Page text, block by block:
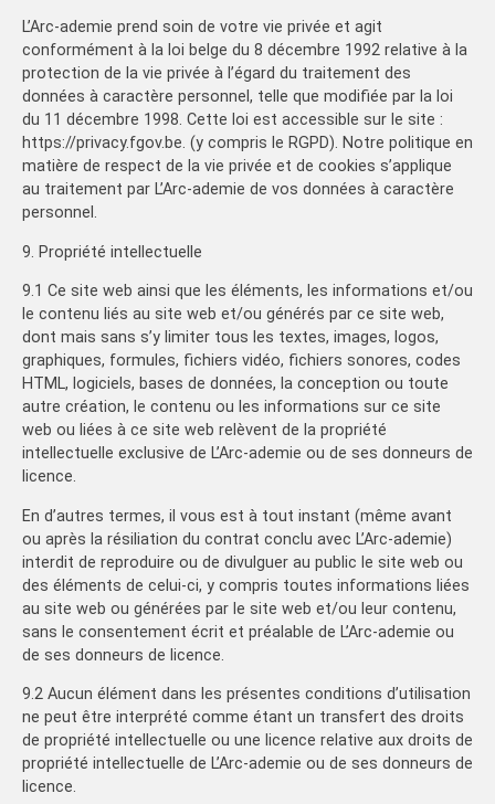
L’Arc-ademie prend soin de votre vie privée et agit
conformément à la loi belge du 8 décembre 1992 relative à la
protection de la vie privée à l’égard du traitement des
données à caractère personnel, telle que modifiée par la loi
du 11 décembre 1998. Cette loi est accessible sur le site :
https://privacy.fgov.be. (y compris le RGPD). Notre politique en
matière de respect de la vie privée et de cookies s’applique
au traitement par L’Arc-ademie de vos données à caractère
personnel.
9. Propriété intellectuelle
9.1 Ce site web ainsi que les éléments, les informations et/ou
le contenu liés au site web et/ou générés par ce site web,
dont mais sans s’y limiter tous les textes, images, logos,
graphiques, formules, fichiers vidéo, fichiers sonores, codes
HTML, logiciels, bases de données, la conception ou toute
autre création, le contenu ou les informations sur ce site
web ou liées à ce site web relèvent de la propriété
intellectuelle exclusive de L’Arc-ademie ou de ses donneurs de
licence.
En d’autres termes, il vous est à tout instant (même avant
ou après la résiliation du contrat conclu avec L’Arc-ademie)
interdit de reproduire ou de divulguer au public le site web ou
des éléments de celui-ci, y compris toutes informations liées
au site web ou générées par le site web et/ou leur contenu,
sans le consentement écrit et préalable de L’Arc-ademie ou
de ses donneurs de licence.
9.2 Aucun élément dans les présentes conditions d’utilisation
ne peut être interprété comme étant un transfert des droits
de propriété intellectuelle ou une licence relative aux droits de
propriété intellectuelle de L’Arc-ademie ou de ses donneurs de
licence.